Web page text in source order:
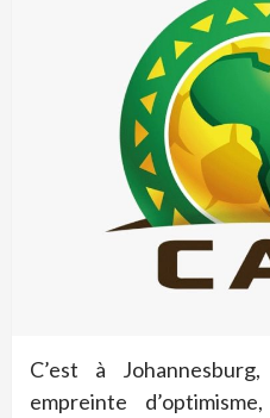
C’est à
empreinte